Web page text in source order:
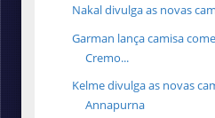
Nakal divulga as novas
Garman lança camisa
Cremo...
Kelme divulga as novas
Annapurna